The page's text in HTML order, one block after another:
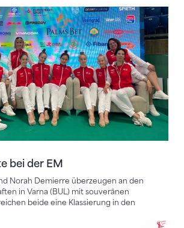
bei der EM
Norah Demierre überzeugen an den
in Varna (BUL) mit souveränen
beide eine Klassierung in den
bei der EM